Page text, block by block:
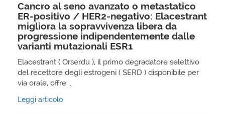
Cancro al seno avanzato o metastatico
ER-positivo / HER2-negativo: Elacestrant
migliora la sopravvivenza libera da
progressione indipendentemente dalle
varianti mutazionali ESR1
Elacestrant ( Orserdu ), il primo degradatore selettivo
del recettore degli estrogeni ( SERD ) disponibile per
via orale, offre ...
Leggi articolo